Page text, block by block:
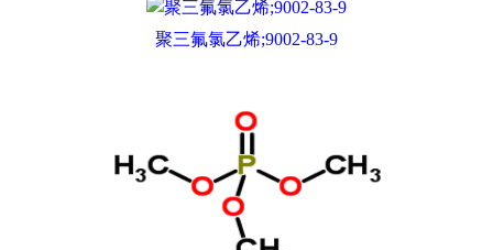
聚三氟氯乙烯;9002-83-9